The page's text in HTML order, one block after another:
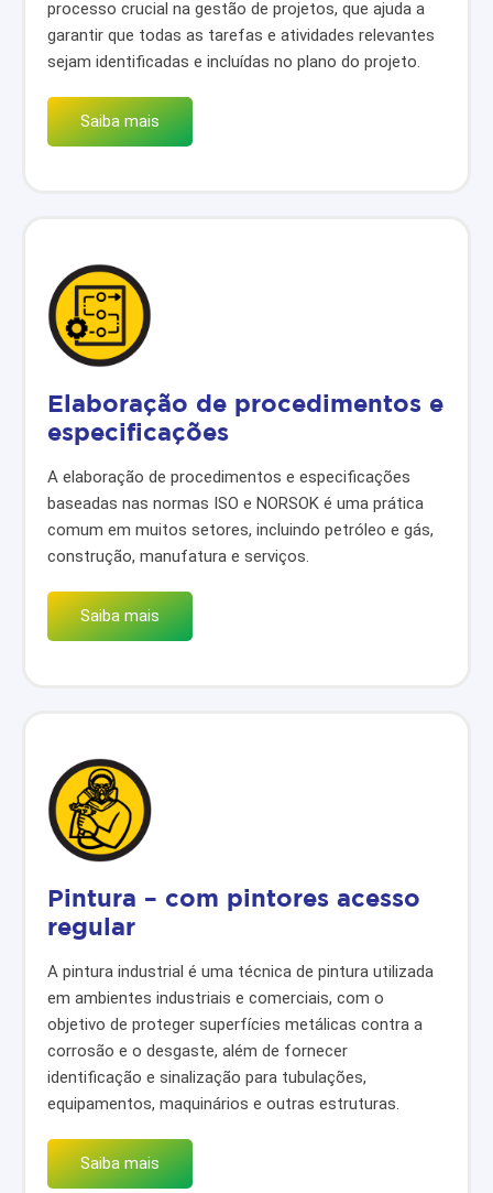
processo crucial na gestão de projetos, que ajuda a
garantir que todas as tarefas e atividades relevantes
sejam identificadas e incluídas no plano do projeto.
Saiba mais
Elaboração de procedimentos e
especificações
A elaboração de procedimentos e especificações
baseadas nas normas ISO e NORSOK é uma prática
comum em muitos setores, incluindo petróleo e gás,
construção, manufatura e serviços.
Saiba mais
Pintura – com pintores acesso
regular
A pintura industrial é uma técnica de pintura utilizada
em ambientes industriais e comerciais, com o
objetivo de proteger superfícies metálicas contra a
corrosão e o desgaste, além de fornecer
identificação e sinalização para tubulações,
equipamentos, maquinários e outras estruturas.
Saiba mais